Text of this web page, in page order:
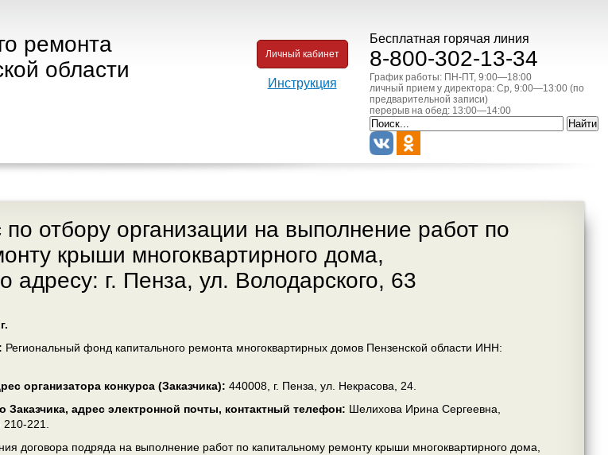
ремонта
области
Бесплатная горячая линия
8-800-302-13-34
График работы: ПН-ПТ, 9:00—18:00
личный прием у директора: Ср, 9:00—13:00 (по
предварительной записи)
перерыв на обед: 13:00—14:00
Личный кабинет
Инструкция
отбору организации на выполнение работ по
крыши многоквартирного дома,
адресу: г. Пенза, ул. Володарского, 63
Региональный фонд капитального ремонта многоквартирных домов Пензенской области ИНН:
организатора конкурса (Заказчика): 440008, г. Пенза, ул. Некрасова, 24.
Заказчика, адрес электронной почты, контактный телефон: Шелихова Ирина Сергеевна,
221.
договора подряда на выполнение работ по капитальному ремонту крыши многоквартирного дома,